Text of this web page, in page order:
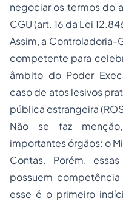
negociar os termos do
CGU (art. 16 da Lei
Assim, a Controladoria-
competente para
âmbito do Poder
caso de atos lesivos
pública estrangeira
Não se faz
importantes órgãos: o
Contas. Porém,
possuem
esse é o primeiro